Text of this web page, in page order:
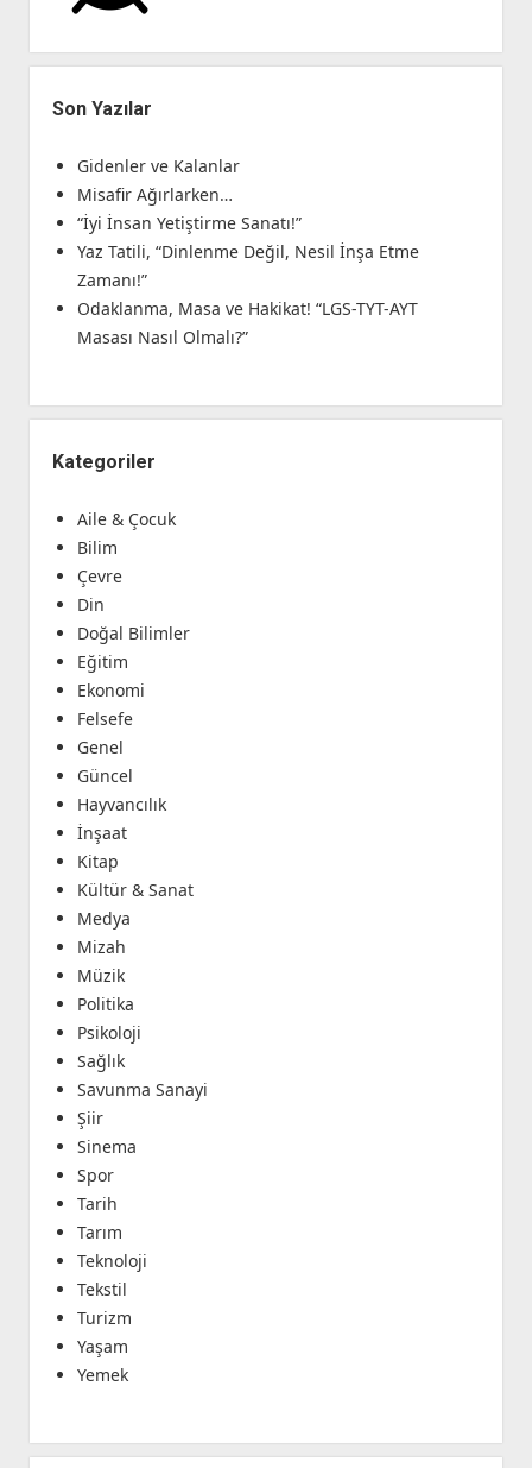
Son Yazılar
Gidenler ve Kalanlar
Misafir Ağırlarken…
“İyi İnsan Yetiştirme Sanatı!”
Yaz Tatili, “Dinlenme Değil, Nesil İnşa Etme
Zamanı!”
Odaklanma, Masa ve Hakikat! “LGS-TYT-AYT
Masası Nasıl Olmalı?”
Kategoriler
Aile & Çocuk
Bilim
Çevre
Din
Doğal Bilimler
Eğitim
Ekonomi
Felsefe
Genel
Güncel
Hayvancılık
İnşaat
Kitap
Kültür & Sanat
Medya
Mizah
Müzik
Politika
Psikoloji
Sağlık
Savunma Sanayi
Şiir
Sinema
Spor
Tarih
Tarım
Teknoloji
Tekstil
Turizm
Yaşam
Yemek